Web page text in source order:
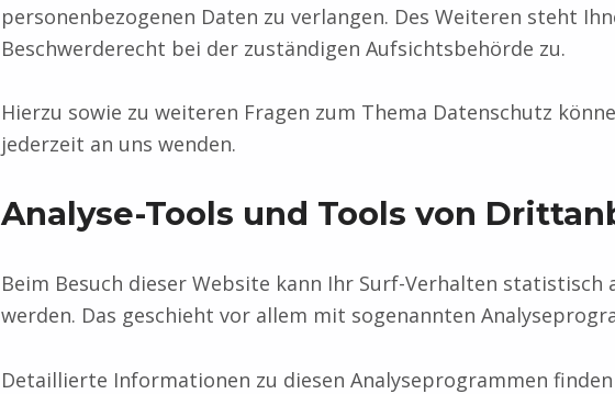
personenbezogenen Daten zu verlangen. Des Weiteren steht
Beschwerderecht bei der zuständigen Aufsichtsbehörde zu.
Hierzu sowie zu weiteren Fragen zum Thema Datenschutz
jederzeit an uns wenden.
Analyse-Tools und Tools von
Beim Besuch dieser Website kann Ihr Surf-Verhalten statistisch
werden. Das geschieht vor allem mit sogenannten
Detaillierte Informationen zu diesen Analyseprogrammen